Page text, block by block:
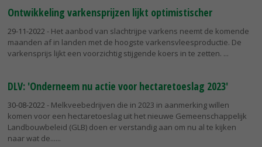
Ontwikkeling varkensprijzen lijkt optimistischer
29-11-2022 - Het aanbod van slachtrijpe varkens neemt de komende
maanden af in landen met de hoogste varkensvleesproductie. De
varkensprijs lijkt een voorzichtig stijgende koers in te zetten.
DLV: 'Onderneem nu actie voor hectaretoeslag 2023'
30-08-2022 - Melkveebedrijven die in 2023 in aanmerking willen
komen voor een hectaretoeslag uit het nieuwe Gemeenschappelijk
Landbouwbeleid (GLB) doen er verstandig aan om nu al te kijken
naar wat de...